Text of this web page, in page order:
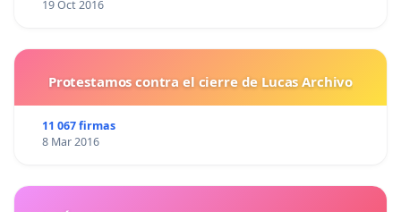
interés histórico y ajustándose a las normas de
protección del patrimonio.
debajo del baremo establecido podrán ser
19 Oct 2016
Protestamos contra el cierre de Lucas Archivo
11 067 firmas
8 Mar 2016